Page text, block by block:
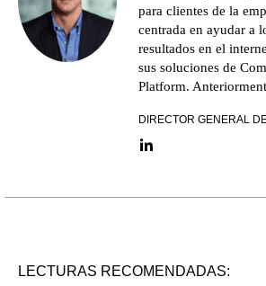
para clientes de la
centrada en ayudar a
resultados en el
sus soluciones de
Platform.
DIRECTOR GENERAL
LinkedIn link
LECTURAS RECOMENDADAS: